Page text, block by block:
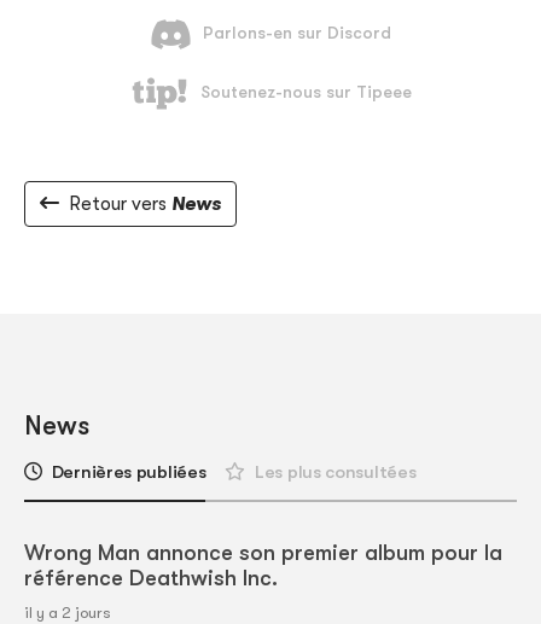
Retour vers News
News
Dernières publiées Les plus consultées
Wrong Man annonce son premier album pour la
référence Deathwish Inc.
il y a 2 jours